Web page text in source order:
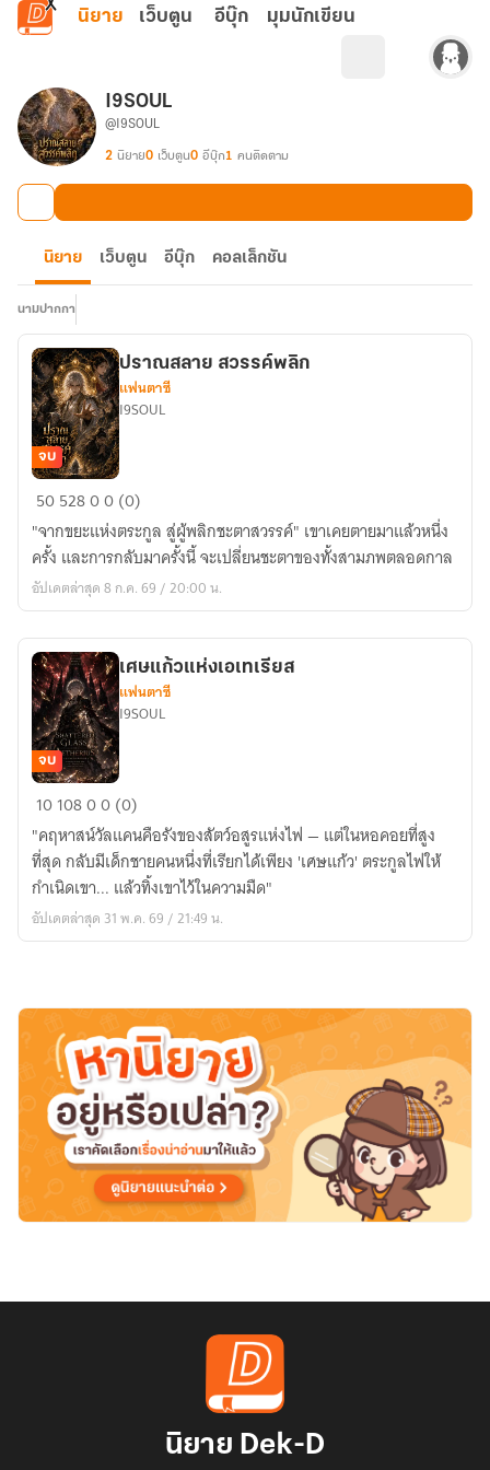
ข้ามไปยังเนื้อหาหลัก
นิยาย เว็บตูน อีบุ๊ก มุมนักเขียน
I9SOUL
@I9SOUL
2 นิยาย0 เว็บตูน0 อีบุ๊ก1 คนติดตาม
นิยาย เว็บตูน อีบุ๊ก คอลเล็กชัน
นามปากกา
ปราณ
สวรรค์
พลิก
จบ
ปราณสลาย สวรรค์พลิก
แฟนตาซี
I9SOUL
5052800 (0)
"จากขยะแห่งตระกูล สู่ผู้พลิกชะตาสวรรค์" เขาเคยตายมาแล้วหนึ่ง
ครั้ง และการกลับมาครั้งนี้ จะเปลี่ยนชะตาของทั้งสามภพตลอดกาล
อัปเดตล่าสุด 8 ก.ค. 69 / 20:00 น.
เศษ
แห่ง
เอ
เท
เรียส
จบ
เศษแก้วแห่งเอเทเรียส
แฟนตาซี
I9SOUL
1010800 (0)
"คฤหาสน์วัลแคนคือรังของสัตว์อสูรแห่งไฟ — แต่ในหอคอยที่สูง
ที่สุด กลับมีเด็กชายคนหนึ่งที่เรียกได้เพียง 'เศษแก้ว' ตระกูลไฟให้
กำเนิดเขา... แล้วทิ้งเขาไว้ในความมืด"
อัปเดตล่าสุด 31 พ.ค. 69 / 21:49 น.
นิยาย Dek-D